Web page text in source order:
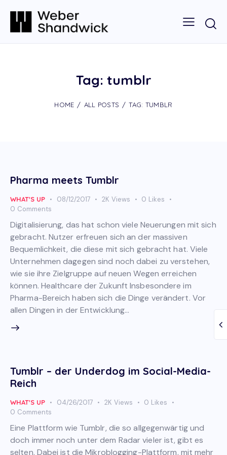
Tag: tumblr
HOME ALL POSTS TAG: TUMBLR
Pharma meets Tumblr
WHAT'S UP 08/12/2017 2K Views 0 Likes
0 Comments
Digitalisierung, das hat schon viele Neuerungen mit sich
gebracht. Nutzer erfreuen sich an der massiven
Bequemlichkeit, die diese mit sich gebracht hat. Viele
Unternehmen dagegen sind noch dabei zu verstehen,
wie sie ihre Zielgruppe auf neuen Wegen erreichen
können. Healthcare der Zukunft Insbesondere im
Pharma-Bereich haben sich die Dinge verändert. Vor
allen Dingen in der Entwicklung…
Tumblr – der Underdog im Social-Media-
Reich
WHAT'S UP 04/26/2017 2K Views 0 Likes
0 Comments
Eine Plattform wie Tumblr, die so allgegenwärtig und
doch immer noch unter dem Radar vieler ist, gibt es
selten. Dabei ist die Mikroblogging-Plattform, mit mehr